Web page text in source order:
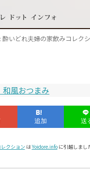
酔いどれ夫婦の家飲みコレク
和風おつまみ
クション はYoidore.infoに引越しまし